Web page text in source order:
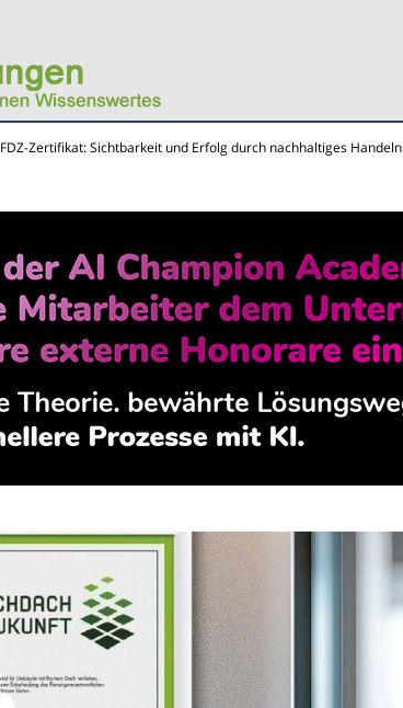
FDZ-Zertifikat: Sichtbarkeit und Erfolg durch nachhaltiges Handeln